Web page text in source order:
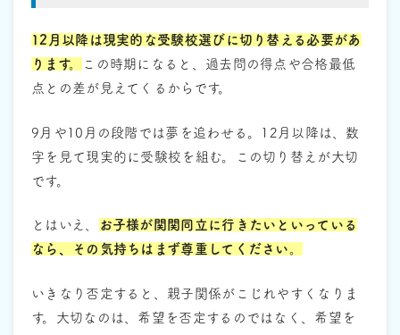
12月以降は現実的な受験校選びに切り替える必要があ
ります。
この時期になると、過去問の得点や合格最低
点との差が見えてくるからです。
9月や10月の段階では夢を追わせる。12月以降は、数
字を見て現実的に受験校を組む。この切り替えが大切
です。
とはいえ、
お子様が関関同立に行きたいといっている
なら、その気持ちはまず尊重してください。
いきなり否定すると、親子関係がこじれやすくなりま
す。大切なのは、希望を否定するのではなく、希望を